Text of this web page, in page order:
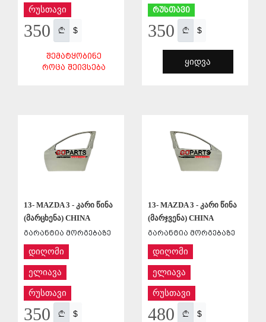
რუსთავი
350 $
ᲨᲔᲛᲐᲢᲧᲝᲑᲘᲜᲔ
ᲠᲝᲪᲐ ᲨᲔᲘᲕᲡᲔᲑᲐ
რუსთავი
350 $
ᲧᲘᲓᲕᲐ
13- MAZDA 3 - კარი წინა
(მარცხენა) CHINA
გარანტია მორგებაზე
დიღომი
ელიავა
რუსთავი
350 $
13- MAZDA 3 - კარი წინა
(მარჯვენა) CHINA
გარანტია მორგებაზე
დიღომი
ელიავა
რუსთავი
480 $